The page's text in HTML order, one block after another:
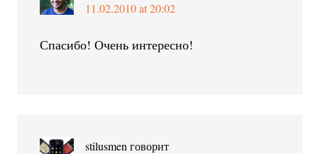
11.02.2010 at 20:02
Спасибо! Очень интересно!
stilusmen говорит